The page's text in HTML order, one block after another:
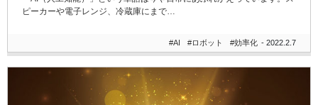
ピーカーや電子レンジ、冷蔵庫にまで…
#AI #ロボット #効率化 - 2022.2.7